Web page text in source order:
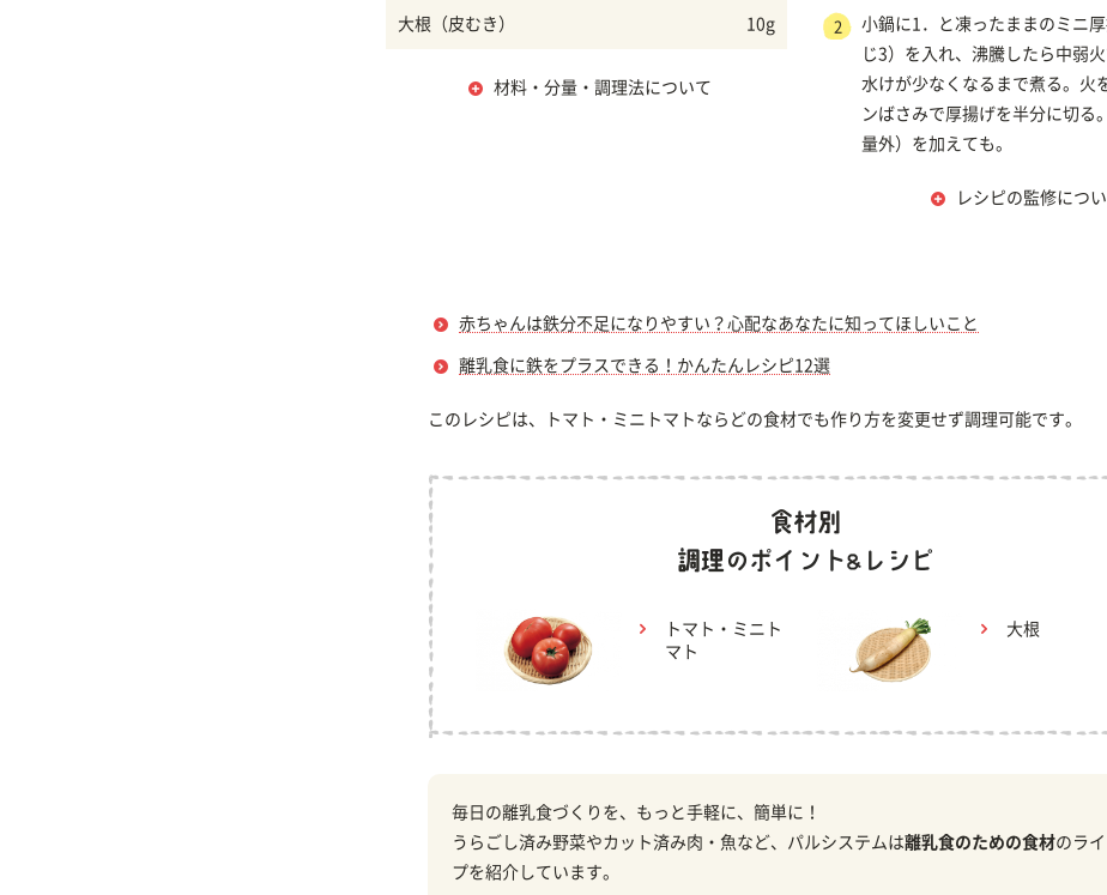
大根（皮むき） 10g
材料・分量・調理法について
2
小鍋に1．と凍ったままのミニ
じ3）を入れ、沸騰したら中弱火
水けが少なくなるまで煮る。火
ンばさみで厚揚げを半分に切る
量外）を加えても。
レシピの監修につ
赤ちゃんは鉄分不足になりやすい？心配なあなたに知ってほしいこと
離乳食に鉄をプラスできる！かんたんレシピ12選
このレシピは、トマト・ミニトマトならどの食材でも作り方を変更せず調理可能です。
トマト・ミニト
マト
大根
毎日の離乳食づくりを、もっと手軽に、簡単に！
うらごし済み野菜やカット済み肉・魚など、パルシステムは離乳食のための食材のラ
プを紹介しています。